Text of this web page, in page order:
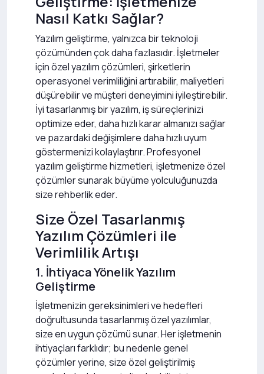
Nasıl Katkı Sağlar?
Yazılım geliştirme, yalnızca bir teknoloji
çözümünden çok daha fazlasıdır. İşletmeler
için özel yazılım çözümleri, şirketlerin
operasyonel verimliliğini artırabilir, maliyetleri
düşürebilir ve müşteri deneyimini iyileştirebilir.
İyi tasarlanmış bir yazılım, iş süreçlerinizi
optimize eder, daha hızlı karar almanızı sağlar
ve pazardaki değişimlere daha hızlı uyum
göstermenizi kolaylaştırır. Profesyonel
yazılım geliştirme hizmetleri, işletmenize özel
çözümler sunarak büyüme yolculuğunuzda
size rehberlik eder.
Size Özel Tasarlanmış
Yazılım Çözümleri ile
Verimlilik Artışı
1. İhtiyaca Yönelik Yazılım
Geliştirme
İşletmenizin gereksinimleri ve hedefleri
doğrultusunda tasarlanmış özel yazılımlar,
size en uygun çözümü sunar. Her işletmenin
ihtiyaçları farklıdır; bu nedenle genel
çözümler yerine, size özel geliştirilmiş